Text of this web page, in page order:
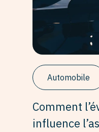
Automobile
Comment
influence